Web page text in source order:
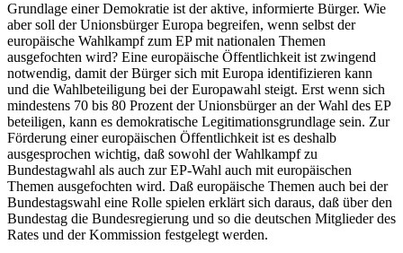
Grundlage einer Demokratie ist der aktive, informierte Bürger. Wie
aber soll der Unionsbürger Europa begreifen, wenn selbst der
europäische Wahlkampf zum EP mit nationalen Themen
ausgefochten wird? Eine europäische Öffentlichkeit ist zwingend
notwendig, damit der Bürger sich mit Europa identifizieren kann
und die Wahlbeteiligung bei der Europawahl steigt. Erst wenn sich
mindestens 70 bis 80 Prozent der Unionsbürger an der Wahl des EP
beteiligen, kann es demokratische Legitimationsgrundlage sein. Zur
Förderung einer europäischen Öffentlichkeit ist es deshalb
ausgesprochen wichtig, daß sowohl der Wahlkampf zu
Bundestagwahl als auch zur EP-Wahl auch mit europäischen
Themen ausgefochten wird. Daß europäische Themen auch bei der
Bundestagswahl eine Rolle spielen erklärt sich daraus, daß über den
Bundestag die Bundesregierung und so die deutschen Mitglieder des
Rates und der Kommission festgelegt werden.